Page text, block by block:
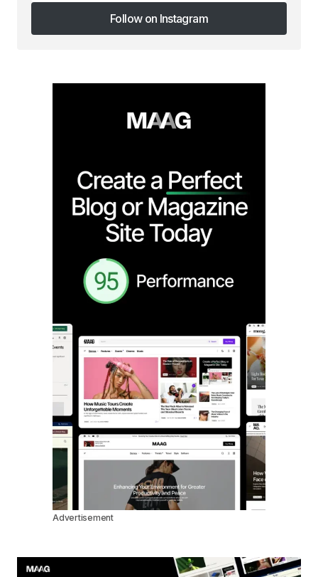
Follow on Instagram
Follow on Instagram
Advertisement